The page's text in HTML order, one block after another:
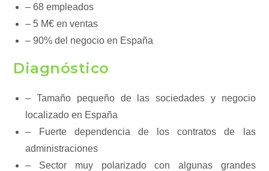
– 68 empleados
– 5 M€ en ventas
– 90% del negocio en España
Diagnóstico
– Tamaño pequeño de las sociedades y negocio
localizado en España
– Fuerte dependencia de los contratos de las
administraciones
– Sector muy polarizado con algunas grandes